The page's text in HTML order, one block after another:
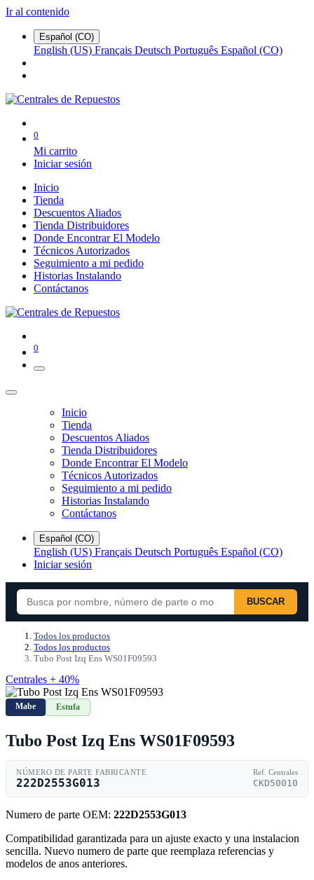
Ir al contenido
Español (CO)
English (US) Français Deutsch Português Español (CO)
0
Mi carrito
Iniciar sesión
Inicio
Tienda
Descuentos Aliados
Tienda Distribuidores
Donde Encontrar El Modelo
Técnicos Autorizados
Seguimiento a mi pedido
Historias Instalando
Contáctanos
0
Inicio
Tienda
Descuentos Aliados
Tienda Distribuidores
Donde Encontrar El Modelo
Técnicos Autorizados
Seguimiento a mi pedido
Historias Instalando
Contáctanos
Español (CO)
English (US) Français Deutsch Português Español (CO)
Iniciar sesión
BUSCAR
Todos los productos
Todos los productos
Tubo Post Izq Ens WS01F09593
Centrales + 40%
Mabe Estufa
Tubo Post Izq Ens WS01F09593
NÚMERO DE PARTE FABRICANTE
222D2553G013
Ref. Centrales
CKD50010
Numero de parte OEM: 222D2553G013
Compatibilidad garantizada para un ajuste exacto y una instalacion
sencilla. Nuevo numero de parte que reemplaza referencias y
modelos de anos anteriores.